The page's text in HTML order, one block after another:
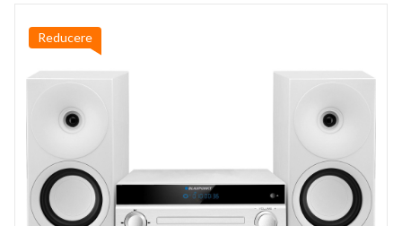
Reducere